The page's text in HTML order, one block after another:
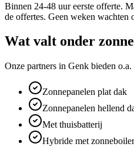
Binnen 24-48 uur eerste offerte.
de offertes. Geen weken wachten
Wat valt onder
Onze partners in Genk bieden
Zonnepanelen plat dak
Zonnepanelen hellend
Met thuisbatterij
Hybride met zonneboiler